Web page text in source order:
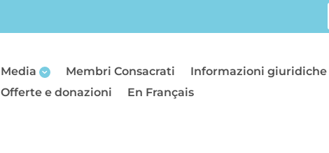
Media Membri Consacrati Informazioni giuridiche
Offerte e donazioni
En Français